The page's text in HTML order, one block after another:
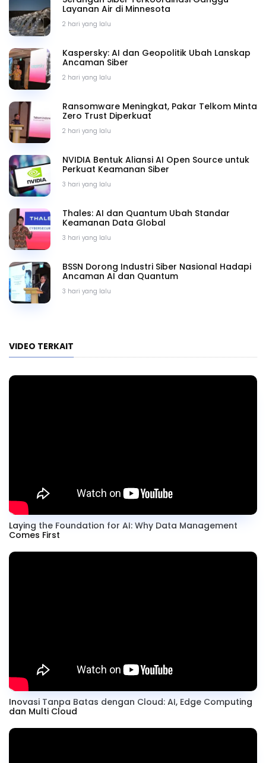
2 hari yang lalu
Layanan Air di Minnesota
2 hari yang lalu
Kaspersky: AI dan Geopolitik Ubah Lanskap
Ancaman Siber
2 hari yang lalu
Ransomware Meningkat, Pakar Telkom Minta
Zero Trust Diperkuat
3 hari yang lalu
NVIDIA Bentuk Aliansi AI Open Source untuk
Perkuat Keamanan Siber
3 hari yang lalu
Thales: AI dan Quantum Ubah Standar
Keamanan Data Global
3 hari yang lalu
BSSN Dorong Industri Siber Nasional Hadapi
Ancaman AI dan Quantum
VIDEO TERKAIT
Laying the Foundation for AI: Why Data Management
Comes First
Inovasi Tanpa Batas dengan Cloud: AI, Edge Computing
dan Multi Cloud